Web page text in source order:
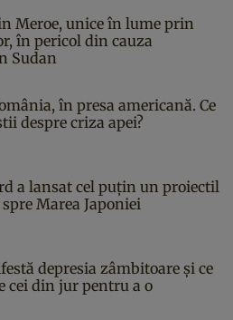
Meroe, unice în lume prin
în pericol din cauza
Sudan
în presa americană. Ce
despre criza apei?
a lansat cel puțin un proiectil
Marea Japoniei
depresia zâmbitoare și ce
cei din jur pentru a o